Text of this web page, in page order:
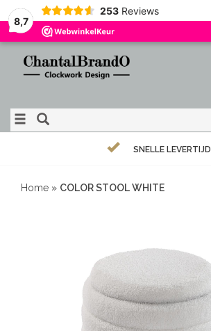
8,7
253 Reviews
SNELLE LEVERTIJD
Home » COLOR STOOL WHITE